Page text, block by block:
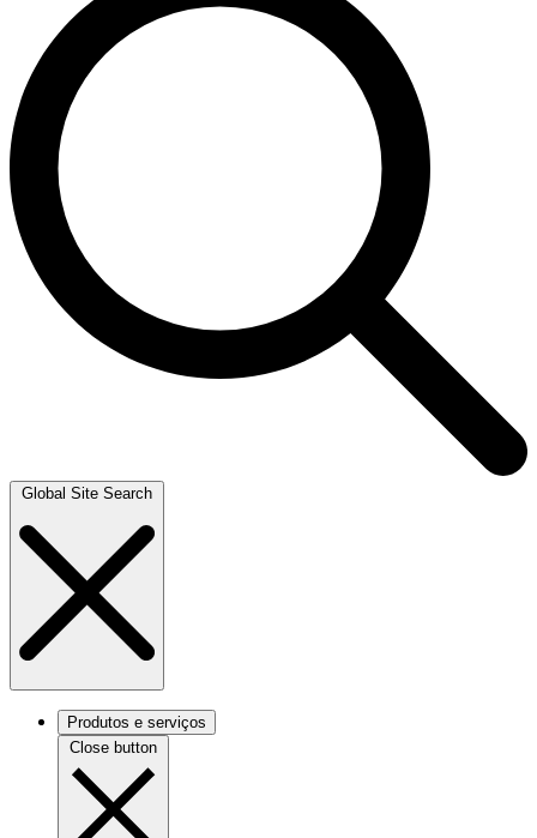
Global Site Search
Produtos e serviços
Close button